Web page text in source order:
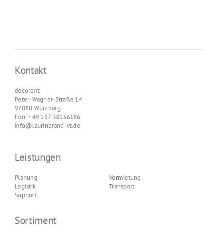
Kontakt
decorent
Peter-Wagner-Straße 14
97080 Würzburg
Fon: +49 157 38136186
info@laurinbrand-vt.de
Leistungen
Planung
Logistik
Support
Vermietung
Transport
Sortiment